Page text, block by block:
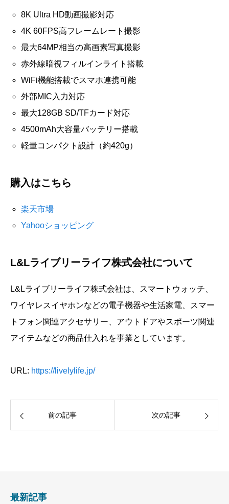
8K Ultra HD動画撮影対応
4K 60FPS高フレームレート撮影
最大64MP相当の高画素写真撮影
赤外線暗視フィルインライト搭載
WiFi機能搭載でスマホ連携可能
外部MIC入力対応
最大128GB SD/TFカード対応
4500mAh大容量バッテリー搭載
軽量コンパクト設計（約420g）
購入はこちら
楽天市場
Yahooショッピング
L&Lライブリーライフ株式会社について
L&Lライブリーライフ株式会社は、スマートウォッチ、
ワイヤレスイヤホンなどの電子機器や生活家電、スマー
トフォン関連アクセサリー、アウトドアやスポーツ関連
アイテムなどの商品仕入れを事業としています。
URL: https://livelylife.jp/
前の記事 次の記事
最新記事